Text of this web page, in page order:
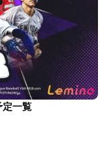
定一覧